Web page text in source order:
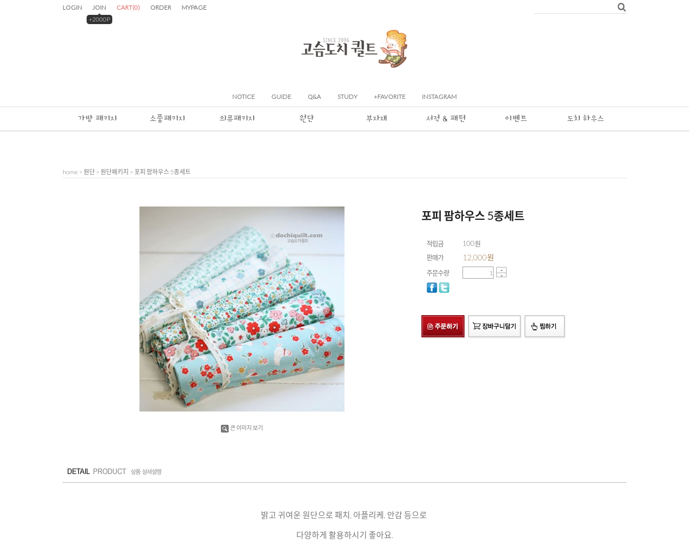
LOGIN
JOIN
+2000P
CART(0) ORDER MYPAGE
NOTICE GUIDE Q&A STUDY +FAVORITE INSTAGRAM
가방 패키지 소품패키지 의류패키지 원단 부자재 서적 & 패턴 이벤트 도치 하우스
home > 원단 > 원단패키지 > 포피 팜하우스 5종세트
큰 이미지 보기
포피 팜하우스 5종세트
적립금
100원
판매가
12,000원
주문수량
밝고 귀여운 원단으로 패치, 아플리케, 안감 등으로
다양하게 활용하시기 좋아요.